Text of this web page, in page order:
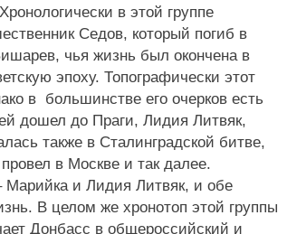
в этой группе
Седов, который погиб в
чья жизнь был окончена в
эпоху. Топографически этот
в большинстве его очерков есть
дошел до Праги, Лидия Литвяк,
также в Сталинградской битве,
в Москве и так далее.
Марийка и Лидия Литвяк, и обе
В целом же хронотоп этой группы
Донбасс в общероссийский и